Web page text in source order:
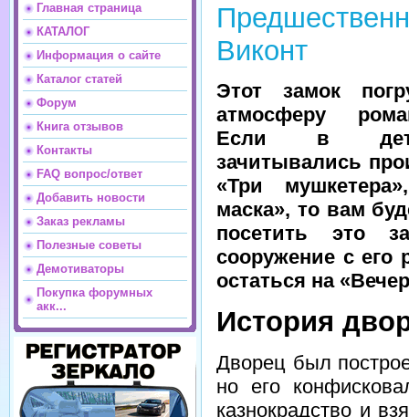
Главная страница
КАТАЛОГ
Информация о сайте
Каталог статей
Форум
Книга отзывов
Контакты
FAQ вопрос/ответ
Добавить новости
Заказ рекламы
Полезные советы
Демотиваторы
Покупка форумных
акк...
Виконт
Этот замок
атмосферу
Если в
зачитывались
«Три
маска», то вам
посетить это
сооружение с его
остаться на
История
Дворец был
но его
казнокрадство и